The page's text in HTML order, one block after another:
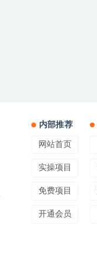
内部推荐
网站首页
实操项目
免费项目
开通会员